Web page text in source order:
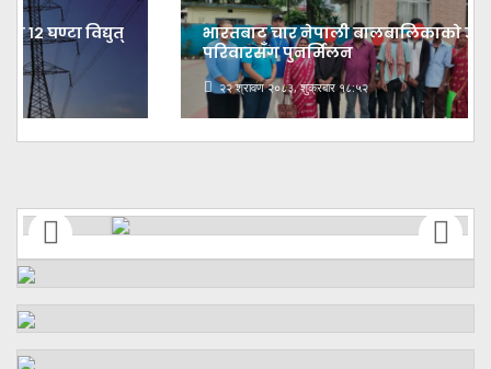
भारतबाट चार नेपाली बालबालिकाको उद्धार,
परिवारसँग पुनर्मिलन
२२ श्रावण २०८३, शुक्रबार १८:५२